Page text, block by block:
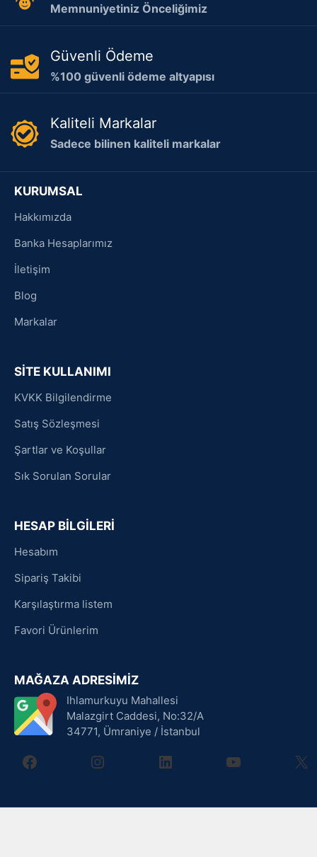
Memnuniyetiniz Önceliğimiz
Güvenli Ödeme
%100 güvenli ödeme altyapısı
Kaliteli Markalar
Sadece bilinen kaliteli markalar
KURUMSAL
Hakkımızda
Banka Hesaplarımız
İletişim
Blog
Markalar
SİTE KULLANIMI
KVKK Bilgilendirme
Satış Sözleşmesi
Şartlar ve Koşullar
Sık Sorulan Sorular
HESAP BİLGİLERİ
Hesabım
Sipariş Takibi
Karşılaştırma listem
Favori Ürünlerim
MAĞAZA ADRESİMİZ
Ihlamurkuyu Mahallesi
Malazgirt Caddesi, No:32/A
34771, Ümraniye / İstanbul
facebookinstagramlinkedin youtube X